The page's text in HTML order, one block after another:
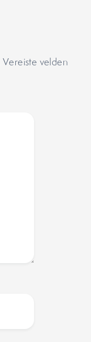
Vereiste velden